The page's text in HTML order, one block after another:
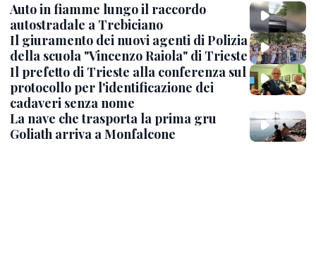
Auto in fiamme lungo il raccordo
autostradale a Trebiciano
Il giuramento dei nuovi agenti di Polizia
della scuola "Vincenzo Raiola" di Trieste
Il prefetto di Trieste alla conferenza sul
protocollo per l'identificazione dei
cadaveri senza nome
La nave che trasporta la prima gru
Goliath arriva a Monfalcone